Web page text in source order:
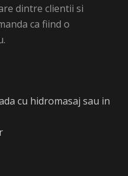
dintre clientii si
ca fiind o
cu hidromasaj sau in